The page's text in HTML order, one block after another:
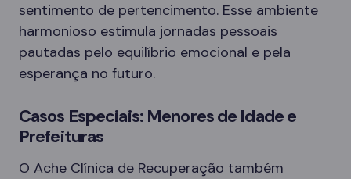
sentimento de pertencimento. Esse ambiente
harmonioso estimula jornadas pessoais
pautadas pelo equilíbrio emocional e pela
esperança no futuro.
Casos Especiais: Menores de Idade e
Prefeituras
O Ache Clínica de Recuperação também